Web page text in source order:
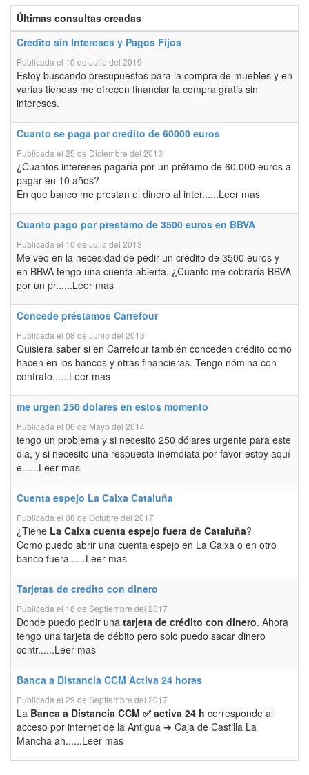
Últimas consultas creadas
Credito sin Intereses y Pagos Fijos
Publicada el 10 de Julio del 2019
Estoy buscando presupuestos para la compra de muebles y en
varias tiendas me ofrecen financiar la compra gratis sin
intereses.
Cuanto se paga por credito de 60000 euros
Publicada el 25 de Diciembre del 2013
¿Cuantos intereses pagaría por un prétamo de 60.000 euros a
pagar en 10 años?
En que banco me prestan el dinero al inter......Leer mas
Cuanto pago por prestamo de 3500 euros en BBVA
Publicada el 10 de Julio del 2013
Me veo en la necesidad de pedir un crédito de 3500 euros y
en BBVA tengo una cuenta abierta. ¿Cuanto me cobraría BBVA
por un pr......Leer mas
Concede préstamos Carrefour
Publicada el 08 de Junio del 2013
Quisiera saber si en Carrefour también conceden crédito como
hacen en los bancos y otras financieras. Tengo nómina con
contrato......Leer mas
me urgen 250 dolares en estos momento
Publicada el 06 de Mayo del 2014
tengo un problema y si necesito 250 dólares urgente para este
dia, y si necesito una respuesta inemdiata por favor estoy aquí
e......Leer mas
Cuenta espejo La Caixa Cataluña
Publicada el 08 de Octubre del 2017
¿Tiene La Caixa cuenta espejo fuera de Cataluña?
Como puedo abrir una cuenta espejo en La Caixa o en otro
banco fuera......Leer mas
Tarjetas de credito con dinero
Publicada el 18 de Septiembre del 2017
Donde puedo pedir una tarjeta de crédito con dinero. Ahora
tengo una tarjeta de débito pero solo puedo sacar dinero
contr......Leer mas
Banca a Distancia CCM Activa 24 horas
Publicada el 29 de Septiembre del 2017
La Banca a Distancia CCM ✅ activa 24 h corresponde al
acceso por internet de la Antigua ➔ Caja de Castilla La
Mancha ah......Leer mas